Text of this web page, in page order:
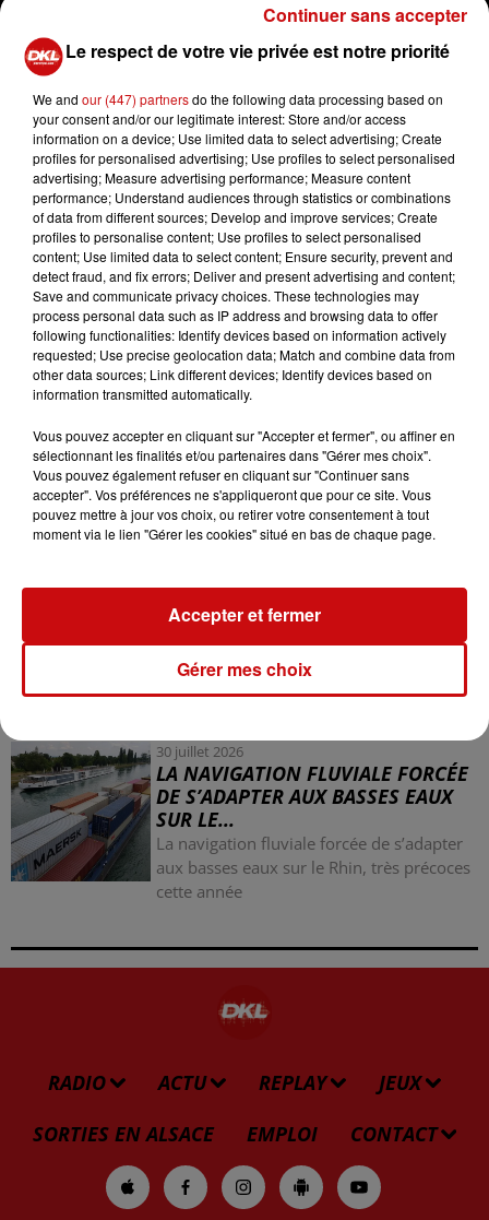
Ce week-end, rendez-vous à Mertzwiller pour le salon
Rénov'habitat en compagnie de Michel Marseglia à
l'animation.
Sur place, vous pourrez tenter votre chance pour
gagner des places pour le concert d'Alain Morisod et
Sweet People, le 4 décembre au PMC de Strasbourg !
LES AUTRES ACTUALITÉS
31 juillet 2026
MULHOUSE : UN HOMME
CONDAMNÉ À TROIS MOIS DE
PRISON AVEC SURSIS...
Mulhouse : un homme condamné à trois
mois de prison avec sursis pour un salut
LA 77E FOIRE AUX VINS DE
COLMAR OUVRE SES PORTES
PENDANT 10 JOURS
la 77e Foire aux vins de Colmar ouvre ses
30 juillet 2026
LA NAVIGATION FLUVIALE FORCÉE
DE S’ADAPTER AUX BASSES EAUX
SUR LE...
La navigation fluviale forcée de s’adapter
aux basses eaux sur le Rhin, très précoces
cette année
RADIO ACTU REPLAY
JEUX
SORTIES EN ALSACE
EMPLOI CONTACT
Le respect de votre vie privée est notre priorité
We and our (447) partnersdo the following data processing based on
your consent and/or our legitimate interest: Store and/or access
information on a device; Use limited data to select advertising; Create
profiles for personalised advertising; Use profiles to select personalised
advertising; Measure advertising performance; Measure content
performance; Understand audiences through statistics or combinations
of data from different sources; Develop and improve services; Create
profiles to personalise content; Use profiles to select personalised
content; Use limited data to select content; Ensure security, prevent and
detect fraud, and fix errors; Deliver and present advertising and content;
Save and communicate privacy choices. These technologies may
process personal data such as IP address and browsing data to offer
following functionalities: Identify devices based on information actively
requested; Use precise geolocation data; Match and combine data from
other data sources; Link different devices; Identify devices based on
information transmitted automatically.
Vous pouvez accepter en cliquant sur "Accepter et fermer", ou affiner en
sélectionnant les finalités et/ou partenaires dans "Gérer mes choix".
Vous pouvez également refuser en cliquant sur "Continuer sans
accepter". Vos préférences ne s'appliqueront que pour ce site. Vous
pouvez mettre à jour vos choix, ou retirer votre consentement à tout
moment via le lien "Gérer les cookies" situé en bas de chaque page.
Gérer mes choix
Accepter et fermer
Continuer sans accepter